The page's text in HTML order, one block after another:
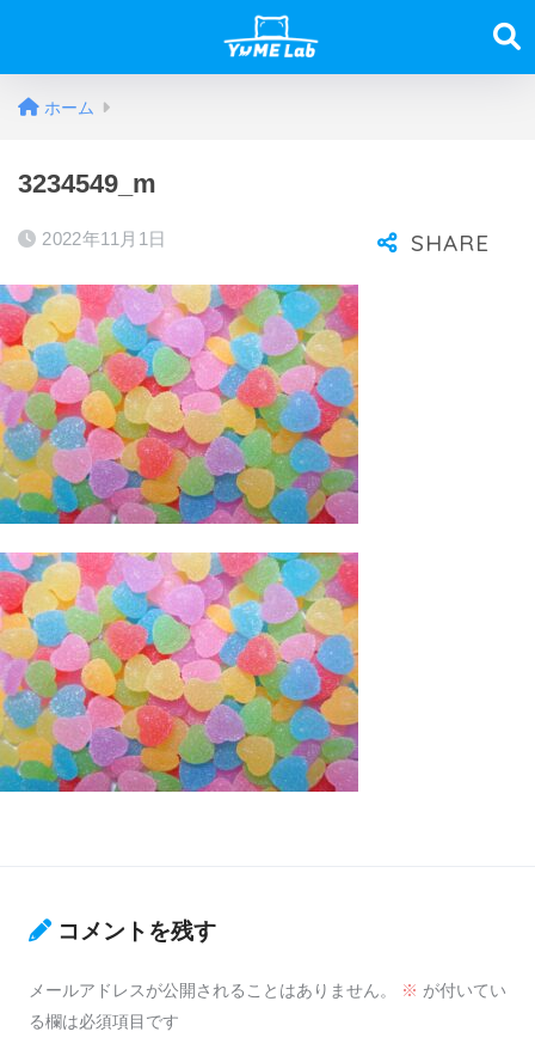
ホーム
3234549_m
2022年11月1日
コメントを残す
メールアドレスが公開されることはありません。 ※ が付いてい
る欄は必須項目です